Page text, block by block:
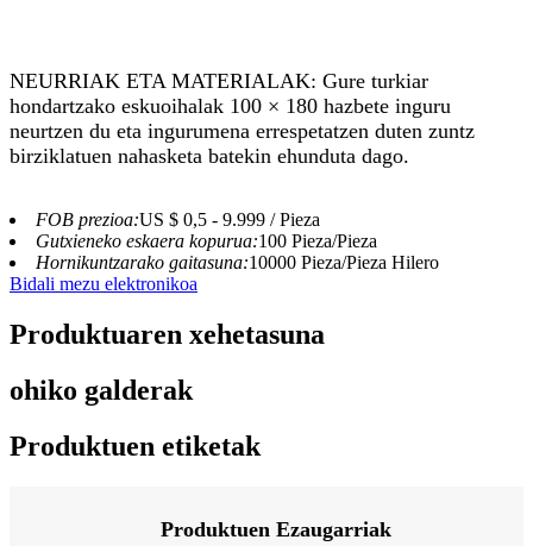
NEURRIAK ETA MATERIALAK: Gure turkiar
hondartzako eskuoihalak 100 × 180 hazbete inguru
neurtzen du eta ingurumena errespetatzen duten zuntz
birziklatuen nahasketa batekin ehunduta dago.
FOB prezioa:US $ 0,5 - 9.999 / Pieza
Gutxieneko eskaera kopurua:100 Pieza/Pieza
Hornikuntzarako gaitasuna:10000 Pieza/Pieza Hilero
Bidali mezu elektronikoa
Produktuaren xehetasuna
ohiko galderak
Produktuen etiketak
Produktuen Ezaugarriak